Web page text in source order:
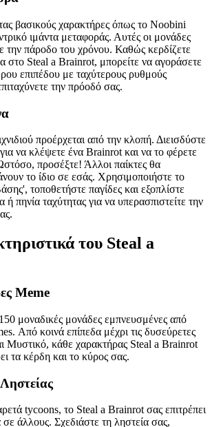
βασικούς χαρακτήρες όπως το Noobini
ιμάντα μεταφοράς. Αυτές οι μονάδες
την πάροδο του χρόνου. Καθώς κερδίζετε
στο Steal a Brainrot, μπορείτε να αγοράσετε
επιπέδου με ταχύτερους ρυθμούς
την πρόοδό σας.
προέρχεται από την κλοπή. Διεισδύστε
να κλέψετε ένα Brainrot και να το φέρετε
προσέξτε! Άλλοι παίκτες θα
το ίδιο σε εσάς. Χρησιμοποιήστε το
τοποθετήστε παγίδες και εξοπλίστε
πηνία ταχύτητας για να υπερασπιστείτε την
του Steal a
Meme
μοναδικές μονάδες εμπνευσμένες από
Από κοινά επίπεδα μέχρι τις δυσεύρετες
Μυστικό, κάθε χαρακτήρας Steal a Brainrot
τα κέρδη και το κύρος σας.
tycoons, το Steal a Brainrot σας επιτρέπει
σε άλλους. Σχεδιάστε τη ληστεία σας,